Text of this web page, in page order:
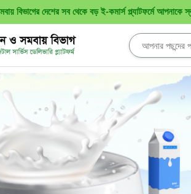
বিভাগের দেশের সব থেকে বড় ই-কমার্স প্ল্যাটফর্মে আপনাকে